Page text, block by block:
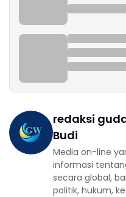
redaksi
Budi
Media on-line
informasi
secara global,
politik, hukum,